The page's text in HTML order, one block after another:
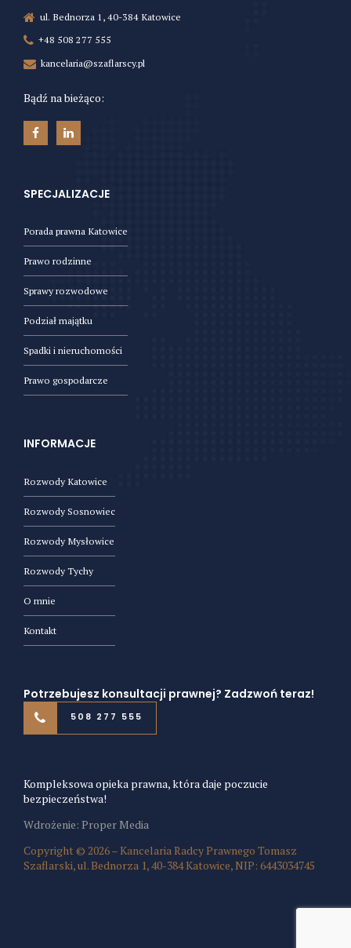
ul. Bednorza 1, 40-384 Katowice
+48 508 277 555
kancelaria@szaflarscy.pl
Bądź na bieżąco:
SPECJALIZACJE
Porada prawna Katowice
Prawo rodzinne
Sprawy rozwodowe
Podział majątku
Spadki i nieruchomości
Prawo gospodarcze
INFORMACJE
Rozwody Katowice
Rozwody Sosnowiec
Rozwody Mysłowice
Rozwody Tychy
O mnie
Kontakt
Potrzebujesz konsultacji prawnej? Zadzwoń teraz!
508 277 555
Kompleksowa opieka prawna, która daje poczucie
bezpieczeństwa!
Wdrożenie: Proper Media
Copyright © 2026 – Kancelaria Radcy Prawnego Tomasz
Szaflarski, ul. Bednorza 1, 40-384 Katowice, NIP: 6443034745